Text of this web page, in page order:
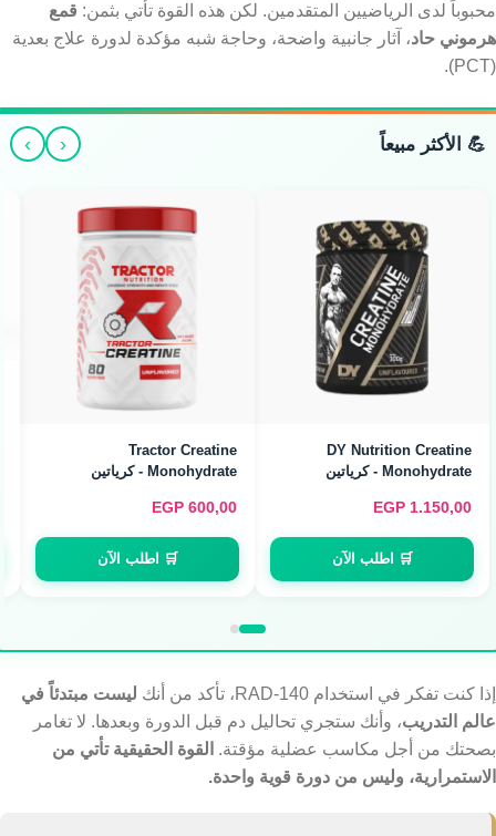
محبوباً لدى الرياضيين المتقدمين. لكن هذه القوة تأتي بثمن: قمع
هرموني حاد، آثار جانبية واضحة، وحاجة شبه مؤكدة لدورة علاج بعدية
(PCT).
💪 الأكثر مبيعاً ‹
›
Arab Flex Creatine
Servings)
700,00
EGP
🛒 اطلب الآن
Arab Flex Creatine
Monohydrate - كرياتين
Servings)
500,00
EGP
🛒 اطلب الآن
إذا كنت تفكر في استخدام RAD-140، تأكد من أنك
ليست مبتدئاً في
عالم التدريب، وأنك ستجري تحاليل دم قبل الدورة وبعدها. لا تغامر
بصحتك من أجل مكاسب عضلية مؤقتة. القوة الحقيقية تأتي من
الاستمرارية، وليس من دورة قوية واحدة.